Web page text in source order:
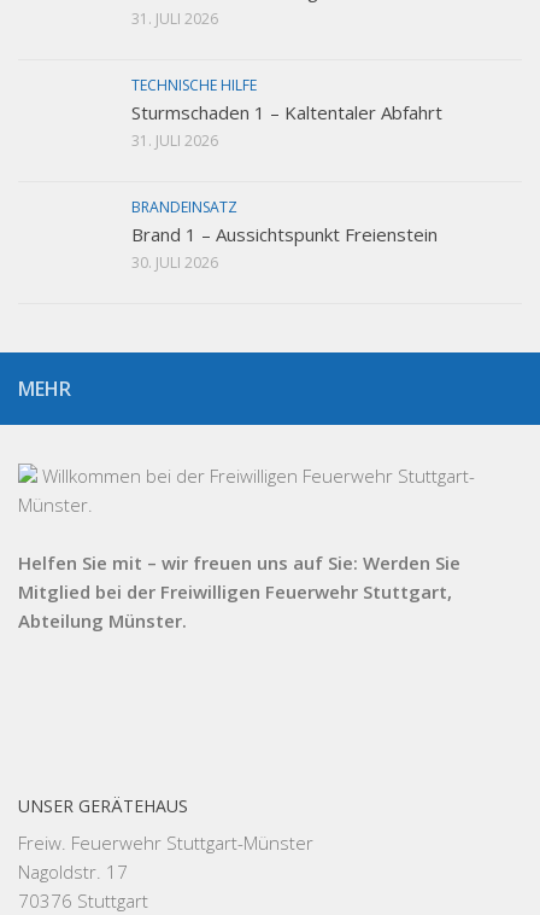
31. JULI 2026
TECHNISCHE HILFE
Sturmschaden 1 – Kaltentaler Abfahrt
31. JULI 2026
BRANDEINSATZ
Brand 1 – Aussichtspunkt Freienstein
30. JULI 2026
MEHR
Willkommen bei der Freiwilligen Feuerwehr Stuttgart-
Münster.
Helfen Sie mit – wir freuen uns auf Sie: Werden Sie
Mitglied bei der Freiwilligen Feuerwehr Stuttgart,
Abteilung Münster.
UNSER GERÄTEHAUS
Freiw. Feuerwehr Stuttgart-Münster
Nagoldstr. 17
70376 Stuttgart